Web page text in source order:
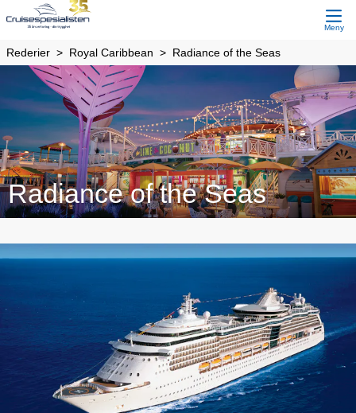
Meny
Rederier Royal Caribbean Radiance of the Seas
Radiance of the Seas